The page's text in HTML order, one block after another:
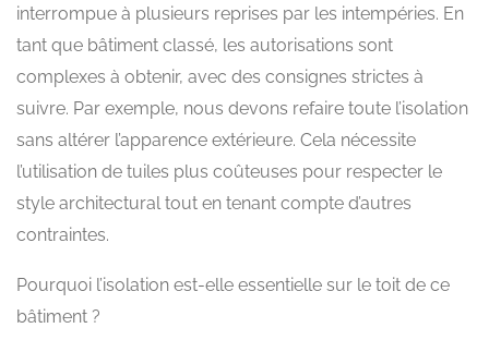
interrompue à plusieurs reprises par les intempéries. En
tant que bâtiment classé, les autorisations sont
complexes à obtenir, avec des consignes strictes à
suivre. Par exemple, nous devons refaire toute l’isolation
sans altérer l’apparence extérieure. Cela nécessite
l’utilisation de tuiles plus coûteuses pour respecter le
style architectural tout en tenant compte d’autres
contraintes.
Pourquoi l’isolation est-elle essentielle sur le toit de ce
bâtiment ?